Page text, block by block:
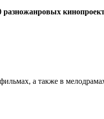
разножанровых
а также в